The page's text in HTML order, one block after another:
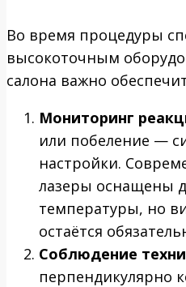
Во время процедуры
высокоточным
салона важно
Мониторинг
или побеление —
настройки.
лазеры оснащены
температуры, но
остаётся
Соблюдение
перпендикулярно